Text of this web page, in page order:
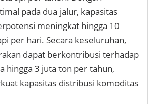
pada dua jalur, kapasitas
meningkat hingga 10
per hari. Secara keseluruhan,
dapat berkontribusi terhadap
hingga 3 juta ton per tahun,
kapasitas distribusi komoditas